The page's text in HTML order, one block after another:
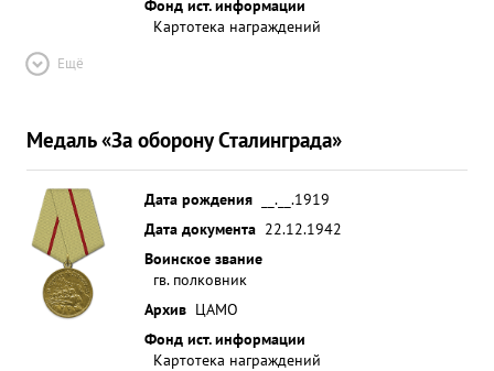
Фонд ист. информации
Картотека награждений
Ещё
Медаль «За оборону Сталинграда»
Дата рождения
__.__.1919
Дата документа 22.12.1942
Воинское звание
гв. полковник
Архив ЦАМО
Фонд ист. информации
Картотека награждений